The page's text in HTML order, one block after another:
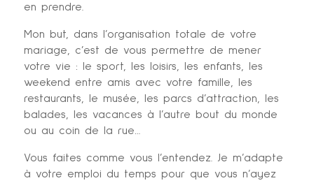
en prendre.
Mon but, dans l’organisation totale de votre
mariage, c’est de vous permettre de mener
votre vie : le sport, les loisirs, les enfants, les
weekend entre amis avec votre famille, les
restaurants, le musée, les parcs d’attraction, les
balades, les vacances à l’autre bout du monde
ou au coin de la rue…
Vous faites comme vous l’entendez. Je m’adapte
à votre emploi du temps pour que vous n’ayez